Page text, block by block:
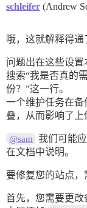
schleifer (Andrew
哦，这就解释得通
问题出在这些设
搜索“我是否真的
份？”这一行。
一个维护任务在
叠，从而影响了上
@sam
我们可能
在文档中说明。
要修复您的站点，
首先，您需要更